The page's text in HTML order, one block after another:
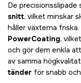
De precisionsslipade
snitt, vilket minskar
håller växterna friska.
PowerCoating,
och gör dem enkla
av samma
tänder för snabb